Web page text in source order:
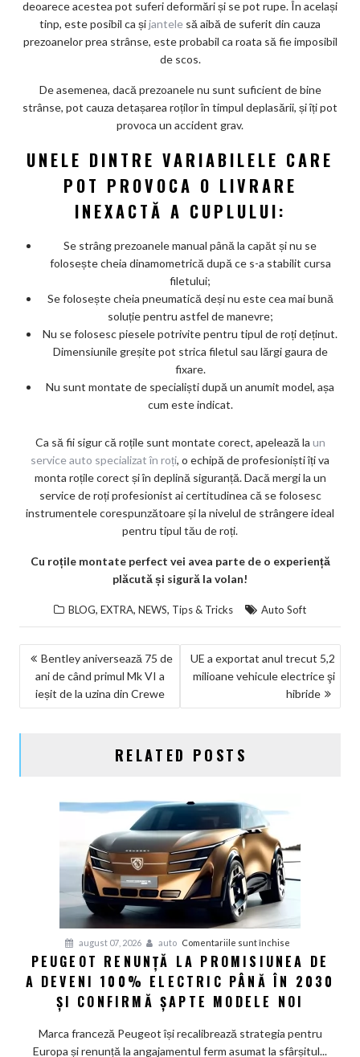
deoarece acestea pot suferi deformări și se pot rupe. În același
tinp, este posibil ca șijantele să aibă de suferit din cauza
prezoanelor prea strânse, este probabil ca roata să fie imposibil
de scos.
De asemenea, dacă prezoanele nu sunt suficient de bine
strânse, pot cauza detașarea roților în timpul deplasării, și îți pot
provoca un accident grav.
UNELE DINTRE VARIABILELE CARE
POT PROVOCA O LIVRARE
INEXACTĂ A CUPLULUI:
Se strâng prezoanele manual până la capăt și nu se
folosește cheia dinamometrică după ce s-a stabilit cursa
filetului;
Se folosește cheia pneumatică deși nu este cea mai bună
soluție pentru astfel de manevre;
Nu se folosesc piesele potrivite pentru tipul de roți deținut.
Dimensiunile greșite pot strica filetul sau lărgi gaura de
fixare.
Nu sunt montate de specialiști după un anumit model, așa
cum este indicat.
Ca să fii sigur că roțile sunt montate corect, apelează la un
service auto specializat în roți, o echipă de profesioniști îți va
monta roțile corect și în deplină siguranță. Dacă mergi la un
service de roți profesionist ai certitudinea că se folosesc
instrumentele corespunzătoare și la nivelul de strângere ideal
pentru tipul tău de roți.
Cu roțile montate perfect vei avea parte de o experiență
plăcută și sigură la volan!
BLOG, EXTRA, NEWS, Tips & Tricks Auto Soft
NAVIGARE
ÎN
ARTICOLE
Bentley aniversează 75 de
ani de când primul Mk VI a
ieșit de la uzina din Crewe
UE a exportat anul trecut 5,2
milioane vehicule electrice şi
hibride
RELATED POSTS
august 07, 2026 auto Comentariile sunt închise
Peugeot
renunță
la
de
a
PEUGEOT RENUNȚĂ LA PROMISIUNEA DE
A DEVENI 100% ELECTRIC PÂNĂ ÎN 2030
ȘI CONFIRMĂ ȘAPTE MODELE NOI
Marca franceză Peugeot își recalibrează strategia pentru
Europa și renunță la angajamentul ferm asumat la sfârșitul...